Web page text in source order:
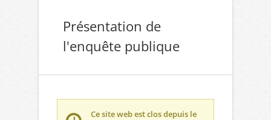
Présentation de
l'enquête publique
Ce site web est clos depuis le